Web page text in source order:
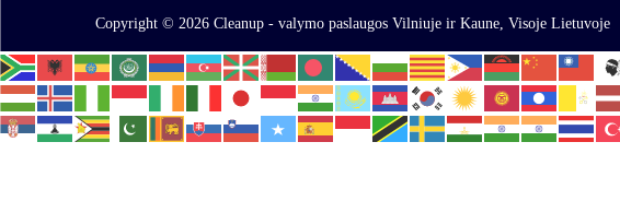
Copyright © 2026 Cleanup - valymo paslaugos Vilniuje ir Kaune, Visoje Lietuvoje